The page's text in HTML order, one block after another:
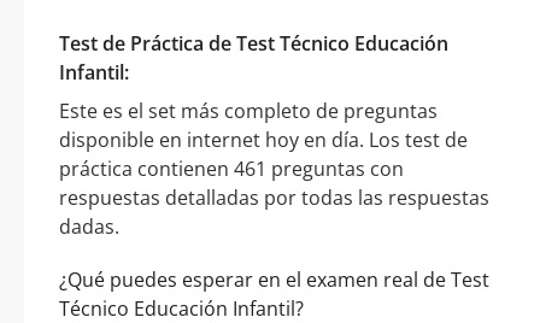
Test de Práctica de Test Técnico Educación
Infantil:
Este es el set más completo de preguntas
disponible en internet hoy en día. Los test de
práctica contienen 461 preguntas con
respuestas detalladas por todas las respuestas
dadas.
¿Qué puedes esperar en el examen real de Test
Técnico Educación Infantil?